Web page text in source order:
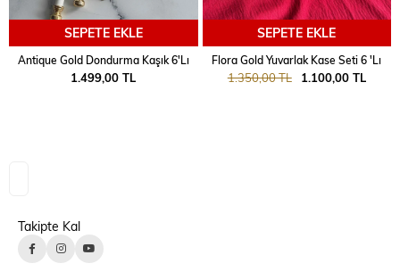
SEPETE EKLE
Antique Gold Dondurma Kaşık 6'Lı
1.499,00 TL
SEPETE EKLE
Flora Gold Yuvarlak Kase Seti 6 'Lı
1.100,00 TL
1.350,00 TL
Takipte Kal